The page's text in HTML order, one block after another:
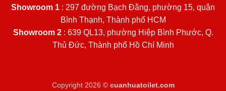
Showroom 1 : 297 đường Bạch Đằng, phường 15, quận
Bình Thạnh, Thành phố HCM
Showroom 2: 639 QL13, phường Hiệp Bình Phước, Q.
Thủ Đức, Thành phố Hồ Chí Minh
Copyright 2026 © cuanhuatoilet.com